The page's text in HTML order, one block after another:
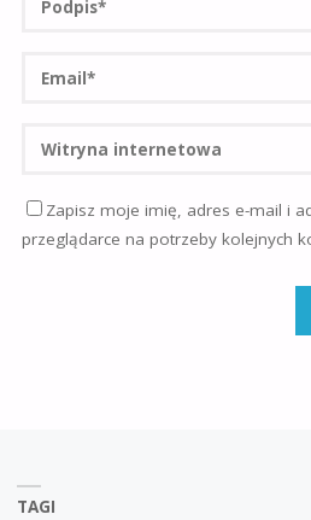
Zapisz moje imię, adres e-mail i
przeglądarce na potrzeby kolejnych
TAGI